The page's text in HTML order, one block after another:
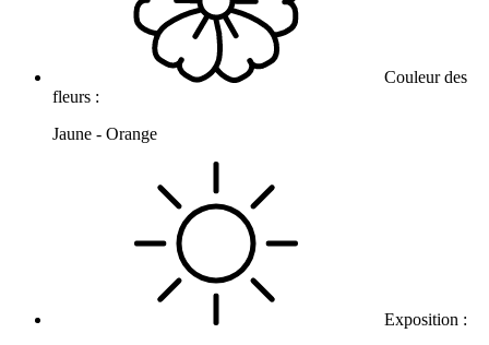
Couleur des
fleurs :
Jaune - Orange
Exposition :